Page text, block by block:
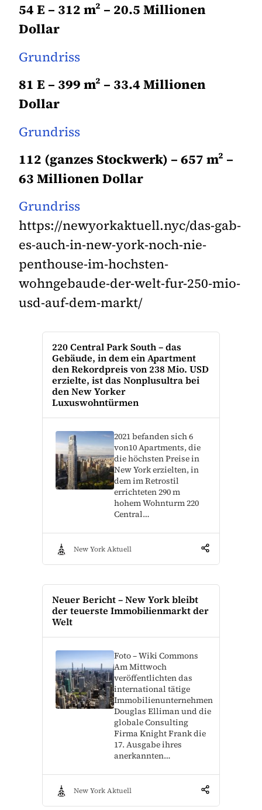
54 E – 312 m² – 20.5 Millionen
Dollar
Grundriss
81 E – 399 m² – 33.4 Millionen
Dollar
Grundriss
112 (ganzes Stockwerk) – 657 m² –
63 Millionen Dollar
Grundriss
https://newyorkaktuell.nyc/das-gab-
es-auch-in-new-york-noch-nie-
penthouse-im-hochsten-
wohngebaude-der-welt-fur-250-mio-
usd-auf-dem-markt/
220 Central Park South – das
Gebäude, in dem ein Apartment
den Rekordpreis von 238 Mio. USD
erzielte, ist das Nonplusultra bei
den New Yorker
Luxuswohntürmen
2021 befanden sich 6
von10 Apartments, die
die höchsten Preise in
New York erzielten, in
dem im Retrostil
errichteten 290 m
hohem Wohnturm 220
Central…
New York Aktuell
Neuer Bericht – New York bleibt
der teuerste Immobilienmarkt der
Welt
Foto – Wiki Commons
Am Mittwoch
veröffentlichten das
international tätige
Immobilienunternehmen
Douglas Elliman und die
globale Consulting
Firma Knight Frank die
17. Ausgabe ihres
anerkannten…
New York Aktuell